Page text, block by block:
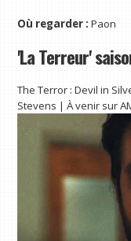
Où regarder :Paon
'La Terreur'
The Terror : Devil in
Stevens | À venir sur